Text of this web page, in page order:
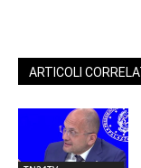
ARTICOLI